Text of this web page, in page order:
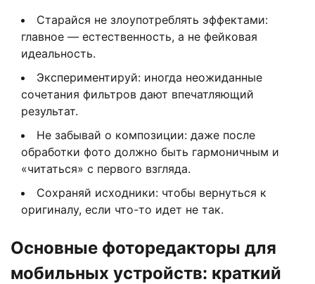
Старайся не злоупотреблять эффектами:
главное — естественность, а не фейковая
идеальность.
Экспериментируй: иногда неожиданные
сочетания фильтров дают впечатляющий
результат.
Не забывай о композиции: даже после
обработки фото должно быть гармоничным и
«читаться» с первого взгляда.
Сохраняй исходники: чтобы вернуться к
оригиналу, если что-то идет не так.
Основные фоторедакторы для
мобильных устройств: краткий